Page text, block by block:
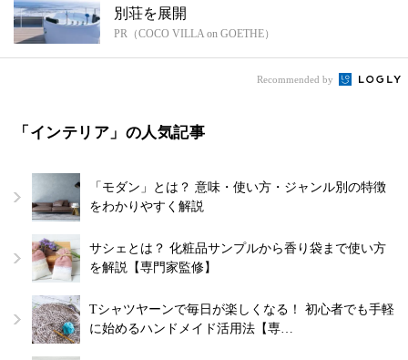
別荘を展開
PR（COCO VILLA on GOETHE）
Recommended by
「インテリア」の人気記事
「モダン」とは？ 意味・使い方・ジャンル別の特徴
をわかりやすく解説
サシェとは？ 化粧品サンプルから香り袋まで使い方
を解説【専門家監修】
Tシャツヤーンで毎日が楽しくなる！ 初心者でも手軽
に始めるハンドメイド活用法【専…